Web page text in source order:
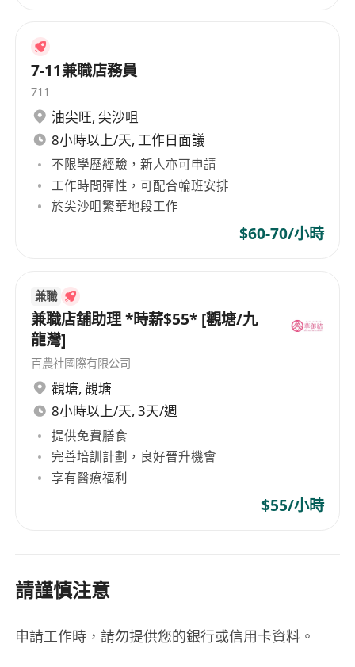
7-11兼職店務員
711
油尖旺, 尖沙咀
8小時以上/天, 工作日面議
不限學歷經驗，新人亦可申請
工作時間彈性，可配合輪班安排
於尖沙咀繁華地段工作
$60-70/小時
兼職
兼職店舖助理 *時薪$55* [觀塘/九
龍灣]
百農社國際有限公司
觀塘, 觀塘
8小時以上/天, 3天/週
提供免費膳食
完善培訓計劃，良好晉升機會
享有醫療福利
$55/小時
請謹慎注意
申請工作時，請勿提供您的銀行或信用卡資料。